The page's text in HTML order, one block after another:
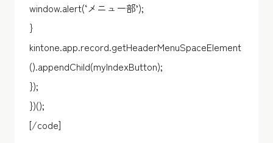
window.alert(‘メニュー部’);
}
kintone.app.record.getHeaderMenuSpaceElement
().appendChild(myIndexButton);
});
})();
[/code]